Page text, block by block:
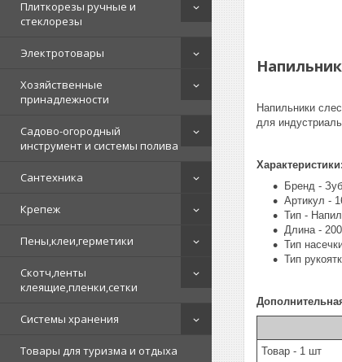
Плиткорезы ручные и
стеклорезы
Электротовары
Хозяйственные
принадлежности
Садово-огородный
инструмент и системы полива
Сантехника
Крепеж
Пены,клеи,герметики
Скотч,ленты
клеящие,пленки,сетки
Системы хранения
Товары для туризма и отдыха
Напильники
для
Характеристики:
Бренд -
Артикул -
Тип -
Длина -
Тип
Тип
Товар - 1 шт